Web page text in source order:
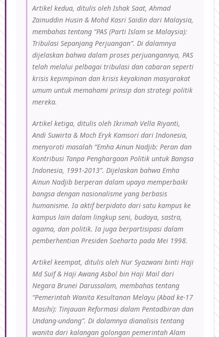
Artikel kedua, ditulis oleh Ishak Saat, Ahmad
Zainuddin Husin & Mohd Kasri Saidin dari Malaysia,
membahas tentang “PAS (Parti Islam se Malaysia):
Tribulasi Sepanjang Perjuangan”. Di dalamnya
dijelaskan bahwa dalam proses perjuangannya, PAS
telah melalui pelbagai tribulasi dan cabaran seperti
krisis kepimpinan dan krisis keyakinan masyarakat
umum untuk memahami prinsip dan strategi politik
mereka.
Artikel ketiga, ditulis oleh Ikrimah Vella Riyanti,
Andi Suwirta & Moch Eryk Kamsori dari Indonesia,
menyoroti masalah “Emha Ainun Nadjib: Peran dan
Kontribusi Tanpa Penghargaan Politik untuk Bangsa
Indonesia, 1991-2013”. Dijelaskan bahwa Emha
Ainun Nadjib berperan dalam upaya memperbaiki
bangsa dengan nasionalisme yang berbasis
humanisme. Ia aktif berpidato dari satu kampus ke
kampus lain dalam lingkup seni, budaya, sastra,
agama, dan politik. Ia juga berpartisipasi dalam
pemberhentian Presiden Soeharto pada Mei 1998.
Artikel keempat, ditulis oleh Nur Syazwani binti Haji
Md Suif & Haji Awang Asbol bin Haji Mail dari
Negara Brunei Darussalam, membahas tentang
“Pemerintah Wanita Kesultanan Melayu (Abad ke-17
Masihi): Tinjauan Reformasi dalam Pentadbiran dan
Undang-undang”. Di dalamnya dianalisis tentang
wanita dari kalangan golongan pemerintah Alam